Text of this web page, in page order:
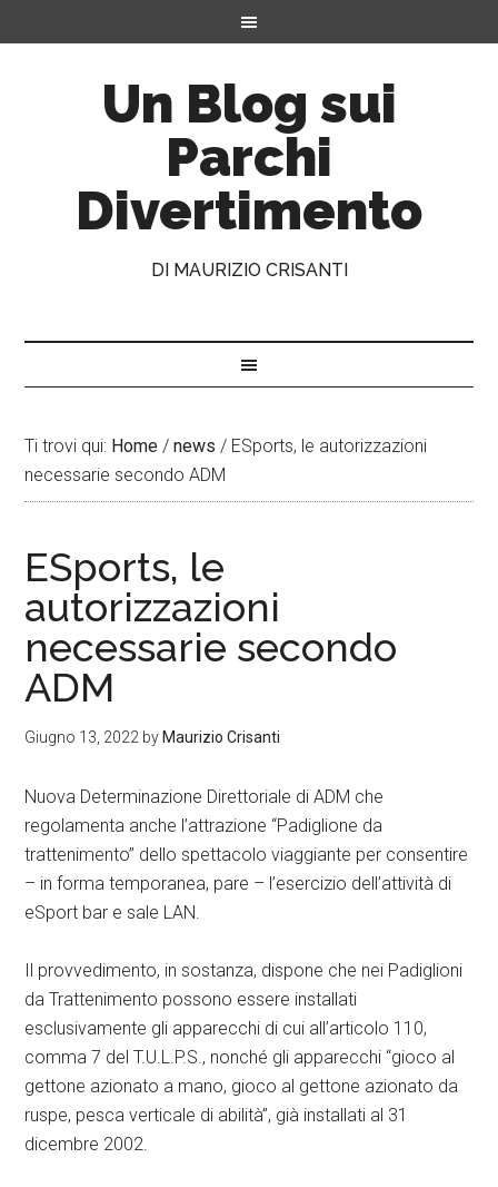
Un Blog sui
Parchi
Divertimento
DI MAURIZIO CRISANTI
Ti trovi qui: Home / news / ESports, le autorizzazioni
necessarie secondo ADM
ESports, le
autorizzazioni
necessarie secondo
ADM
Giugno 13, 2022 by Maurizio Crisanti
Nuova Determinazione Direttoriale di ADM che
regolamenta anche l’attrazione “Padiglione da
trattenimento” dello spettacolo viaggiante per consentire
– in forma temporanea, pare – l’esercizio dell’attività di
eSport bar e sale LAN.
Il provvedimento, in sostanza, dispone che nei Padiglioni
da Trattenimento possono essere installati
esclusivamente gli apparecchi di cui all’articolo 110,
comma 7 del T.U.L.P.S., nonché gli apparecchi “gioco al
gettone azionato a mano, gioco al gettone azionato da
ruspe, pesca verticale di abilità”, già installati al 31
dicembre 2002.